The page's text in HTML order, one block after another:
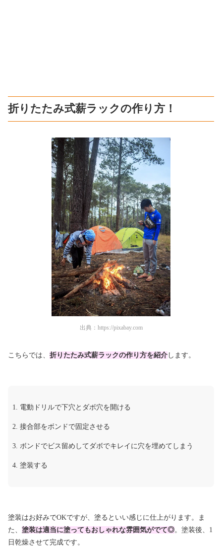
折りたたみ式薪ラックの作り方！
出典： https://pixabay.com
こちらでは、 折りたたみ式薪ラックの作り方を紹介 します。
電動ドリルで下穴とダボ穴を開ける
接合部をボンドで固定させる
ボンドでビス留めしてダボでキレイに穴を埋めてしまう
塗装する
塗装はお好みでOKですが、塗るといい感じに仕上がります。ま
た、 塗装は適当に塗ってもおしゃれな雰囲気がでて◎。塗装後、1
日乾燥させて完成です。